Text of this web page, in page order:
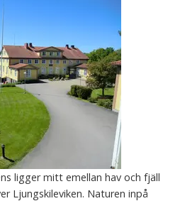
ligger mitt emellan hav och fjäll
Ljungskileviken. Naturen inpå